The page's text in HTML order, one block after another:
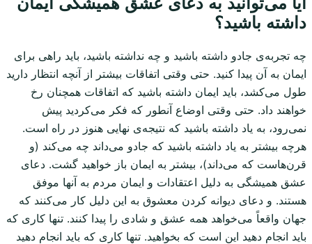
داشته باشید؟
چه تجربه‌ی جادو داشته باشید و چه نداشته باشید، باید راهی برای
ایمان به آن پیدا کنید. حتی وقتی اتفاقات بیشتر از آنچه انتظار دارید
طول می‌کشد، باید ایمان داشته باشید که اتفاقات همچنان رخ
خواهند داد. حتی وقتی اوضاع آنطور که فکر می‌کردید پیش
نمی‌رود، به یاد داشته باشید که نتیجه‌ی نهایی هنوز در راه است.
هرچه بیشتر به یاد داشته باشید که جادو می‌داند چه می‌کند (و
قرن‌هاست که می‌داند)، بیشتر به ایمان باز خواهید گشت. دعای
عشق همیشگی به دلیل اعتقادات و ایمان مردم به آنها موفق
هستند. و دعای دیوانه کردن معشوق به این دلیل کار می‌کنند که
جهان واقعاً می‌خواهد همه عشق و شادی را پیدا کنند. تنها کاری که
باید انجام دهید این است که بخواهید. تنها کاری که باید انجام دهید